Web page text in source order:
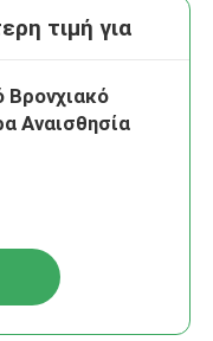
τιμή για
Βρονχιακό
Αναισθησία